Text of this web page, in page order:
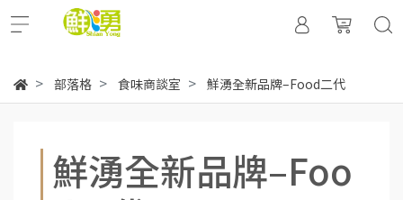
部落格 食味商談室 鮮湧全新品牌–Food二代
鮮湧全新品牌–Foo